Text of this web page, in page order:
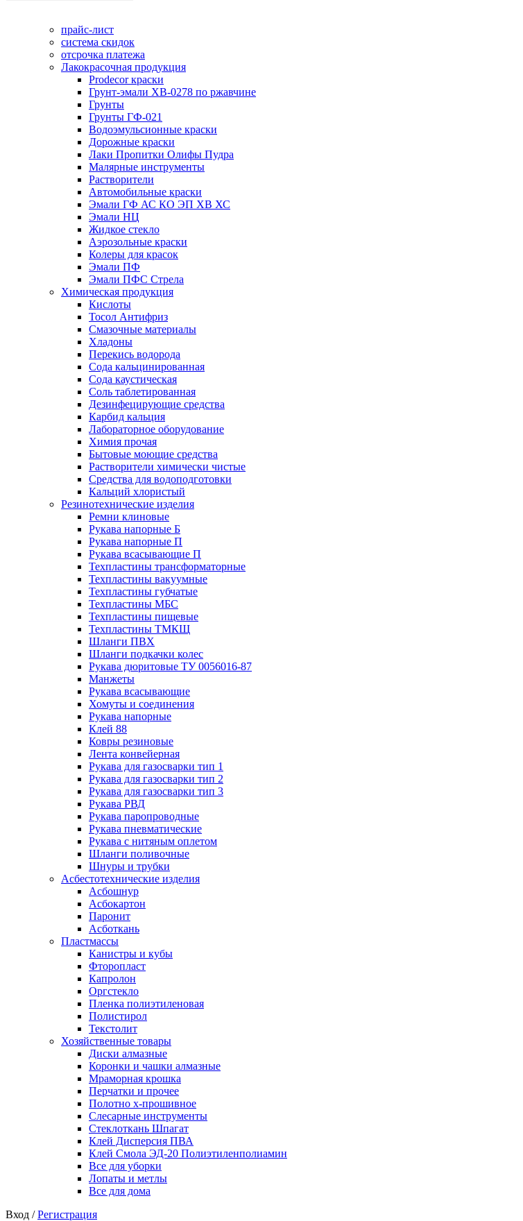
прайс-лист
система скидок
отсрочка платежа
Лакокрасочная продукция
Prodecor краски
Грунт-эмали ХВ-0278 по ржавчине
Грунты
Грунты ГФ-021
Водоэмульсионные краски
Дорожные краски
Лаки Пропитки Олифы Пудра
Малярные инструменты
Растворители
Автомобильные краски
Эмали ГФ АС КО ЭП ХВ ХС
Эмали НЦ
Жидкое стекло
Аэрозольные краски
Колеры для красок
Эмали ПФ
Эмали ПФС Стрела
Химическая продукция
Кислоты
Тосол Антифриз
Смазочные материалы
Хладоны
Перекись водорода
Сода кальцинированная
Сода каустическая
Соль таблетированная
Дезинфецирующие средства
Карбид кальция
Лабораторное оборудование
Химия прочая
Бытовые моющие средства
Растворители химически чистые
Средства для водоподготовки
Кальций хлористый
Резинотехнические изделия
Ремни клиновые
Рукава напорные Б
Рукава напорные П
Рукава всасывающие П
Техпластины трансформаторные
Техпластины вакуумные
Техпластины губчатые
Техпластины МБС
Техпластины пищевые
Техпластины ТМКЩ
Шланги ПВХ
Шланги подкачки колес
Рукава дюритовые ТУ 0056016-87
Манжеты
Рукава всасывающие
Хомуты и соединения
Рукава напорные
Клей 88
Ковры резиновые
Лента конвейерная
Рукава для газосварки тип 1
Рукава для газосварки тип 2
Рукава для газосварки тип 3
Рукава РВД
Рукава паропроводные
Рукава пневматические
Рукава с нитяным оплетом
Шланги поливочные
Шнуры и трубки
Асбестотехнические изделия
Асбошнур
Асбокартон
Паронит
Асботкань
Пластмассы
Канистры и кубы
Фторопласт
Капролон
Оргстекло
Пленка полиэтиленовая
Полистирол
Текстолит
Хозяйственные товары
Диски алмазные
Коронки и чашки алмазные
Мраморная крошка
Перчатки и прочее
Полотно х-прошивное
Слесарные инструменты
Стеклоткань Шпагат
Клей Дисперсия ПВА
Клей Смола ЭД-20 Полиэтиленполиамин
Все для уборки
Лопаты и метлы
Все для дома
Вход /Регистрация